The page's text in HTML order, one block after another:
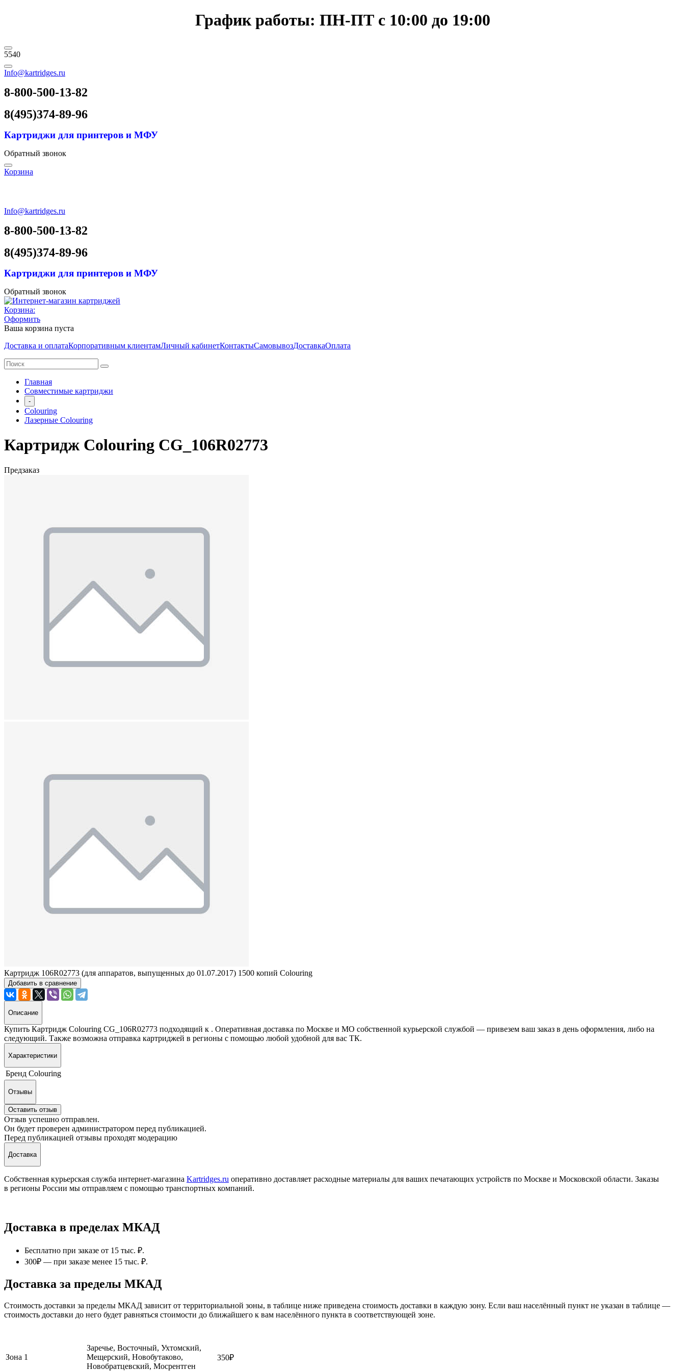
График работы: ПН-ПТ с 10:00 до 19:00
5540
Info@kartridges.ru
8-800-500-13-82
8(495)374-89-96
Картриджи для принтеров и МФУ
Обратный звонок
Корзина
Info@kartridges.ru
8-800-500-13-82
8(495)374-89-96
Картриджи для принтеров и МФУ
Обратный звонок
Корзина:
Оформить
Ваша корзина пуста
Доставка и оплатаКорпоративным клиентамЛичный кабинетКонтактыСамовывозДоставкаОплата
Главная
Совместимые картриджи
-
Colouring
Лазерные Colouring
Картридж Colouring CG_106R02773
Предзаказ
Картридж 106R02773 (для аппаратов, выпущенных до 01.07.2017) 1500 копий Colouring
Добавить в сравнение
Описание
Купить Картридж Colouring CG_106R02773 подходящий к . Оперативная доставка по Москве и МО собственной курьерской службой — привезем ваш заказ в день оформления, либо на
следующий. Также возможна отправка картриджей в регионы с помощью любой удобной для вас ТК.
Характеристики
Бренд Colouring
Отзывы
Оставить отзыв
Отзыв успешно отправлен.
Он будет проверен администратором перед публикацией.
Перед публикацией отзывы проходят модерацию
Доставка
Собственная курьерская служба интернет-магазина Kartridges.ru оперативно доставляет расходные материалы для ваших печатающих устройств по Москве и Московской области. Заказы
в регионы России мы отправляем с помощью транспортных компаний.
Доставка в пределах МКАД
Бесплатно при заказе от 15 тыс. ₽.
300₽ — при заказе менее 15 тыс. ₽.
Доставка за пределы МКАД
Стоимость доставки за пределы МКАД зависит от территориальной зоны, в таблице ниже приведена стоимость доставки в каждую зону. Если ваш населённый пункт не указан в таблице —
стоимость доставки до него будет равняться стоимости до ближайшего к вам населённого пункта в соответствующей зоне.
Зона 1
Заречье, Восточный, Ухтомский,
Мещерский, Новобутаково,
Новобратцевский, Мосрентген
350₽